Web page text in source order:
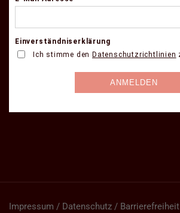
Impressum / Datenschutz / Barrierefreiheit